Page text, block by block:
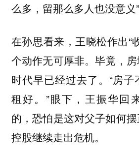
么多，留那么多人也没意义”
在孙思看来，王晓松作出“
个动作无可厚非。毕竟，
时代早已经过去了。“房
租好。”眼下，王振华回
的，恐怕是这对父子如何
控股继续走出危机。